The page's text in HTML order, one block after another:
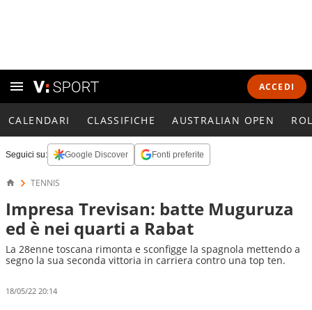
ACCEDI
CALENDARI CLASSIFICHE AUSTRALIAN OPEN
Seguici su: Google Discover Fonti preferite
TENNIS
Impresa Trevisan: batte Muguruza
ed è nei quarti a Rabat
La 28enne toscana rimonta e sconfigge la spagnola mettendo a
segno la sua seconda vittoria in carriera contro una top ten.
18/05/22 20:14